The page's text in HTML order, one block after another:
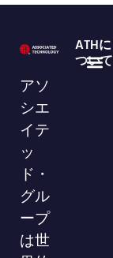
アソ
シエ
イテ
ッ
ド・
グル
ープ
は世
ATHに
ついて